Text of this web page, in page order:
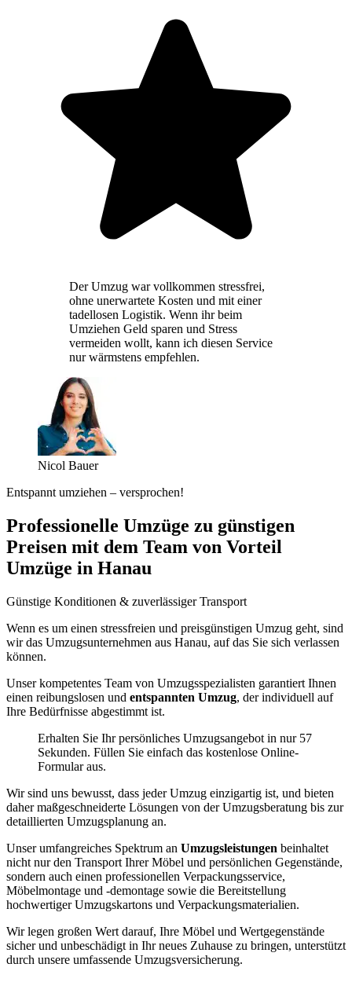
Der Umzug war vollkommen stressfrei,
ohne unerwartete Kosten und mit einer
tadellosen Logistik. Wenn ihr beim
Umziehen Geld sparen und Stress
vermeiden wollt, kann ich diesen Service
nur wärmstens empfehlen.
Nicol Bauer
Entspannt umziehen – versprochen!
Professionelle Umzüge zu günstigen
Preisen mit dem Team von Vorteil
Umzüge in Hanau
Günstige Konditionen & zuverlässiger Transport
Wenn es um einen stressfreien und preisgünstigen Umzug geht, sind
wir das Umzugsunternehmen aus Hanau, auf das Sie sich verlassen
können.
Unser kompetentes Team von Umzugsspezialisten garantiert Ihnen
einen reibungslosen und entspannten Umzug, der individuell auf
Ihre Bedürfnisse abgestimmt ist.
Erhalten Sie Ihr persönliches Umzugsangebot in nur 57
Sekunden. Füllen Sie einfach das kostenlose Online-
Formular aus.
Wir sind uns bewusst, dass jeder Umzug einzigartig ist, und bieten
daher maßgeschneiderte Lösungen von der Umzugsberatung bis zur
detaillierten Umzugsplanung an.
Unser umfangreiches Spektrum an Umzugsleistungen beinhaltet
nicht nur den Transport Ihrer Möbel und persönlichen Gegenstände,
sondern auch einen professionellen Verpackungsservice,
Möbelmontage und -demontage sowie die Bereitstellung
hochwertiger Umzugskartons und Verpackungsmaterialien.
Wir legen großen Wert darauf, Ihre Möbel und Wertgegenstände
sicher und unbeschädigt in Ihr neues Zuhause zu bringen, unterstützt
durch unsere umfassende Umzugsversicherung.